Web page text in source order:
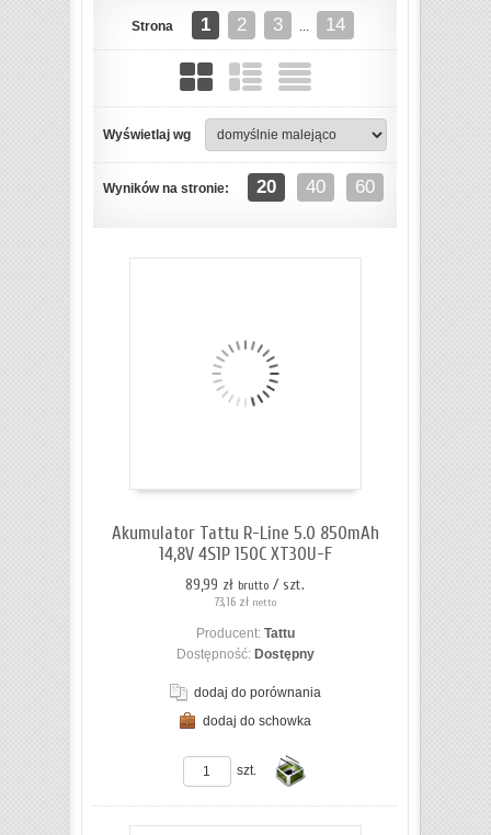
Strona 1 2 3 ... 14
Wyświetlaj wg
Wyników na stronie: 20 40 60
ZOBACZ SZCZEGÓŁY
Akumulator Tattu R-Line 5.0 850mAh
14,8V 4S1P 150C XT30U-F
89,99 zł brutto / szt.
73,16 zł netto
Producent: Tattu
Dostępność: Dostępny
dodaj do porównania
dodaj do schowka
szt.